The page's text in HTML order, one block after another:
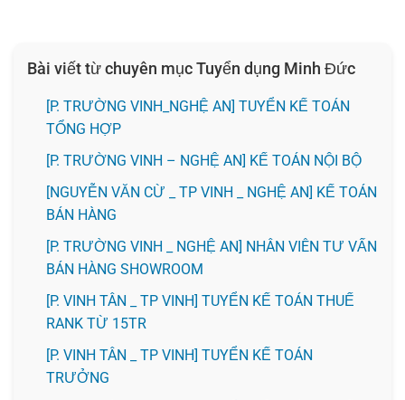
Bài viết từ chuyên mục Tuyển dụng Minh Đức
[P. TRƯỜNG VINH_NGHỆ AN] TUYỂN KẾ TOÁN
TỔNG HỢP
[P. TRƯỜNG VINH – NGHỆ AN] KẾ TOÁN NỘI BỘ
[NGUYỄN VĂN CỪ _ TP VINH _ NGHỆ AN] KẾ TOÁN
BÁN HÀNG
[P. TRƯỜNG VINH _ NGHỆ AN] NHÂN VIÊN TƯ VẤN
BÁN HÀNG SHOWROOM
[P. VINH TÂN _ TP VINH] TUYỂN KẾ TOÁN THUẾ
RANK TỪ 15TR
[P. VINH TÂN _ TP VINH] TUYỂN KẾ TOÁN
TRƯỞNG